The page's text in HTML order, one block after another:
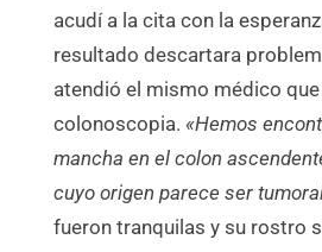
acudí a la cita con la
resultado descartara
atendió el mismo médico
colonoscopia. «Hemos
mancha en el colon
cuyo origen parece ser
fueron tranquilas y su rostro